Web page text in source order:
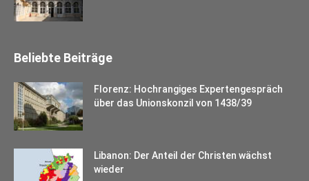
Beliebte Beiträge
Florenz: Hochrangiges Expertengespräch
über das Unionskonzil von 1438/39
Libanon: Der Anteil der Christen wächst
wieder